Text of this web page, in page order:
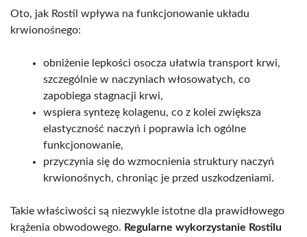
Oto, jak Rostil wpływa na funkcjonowanie układu
krwionośnego:
obniżenie lepkości osocza ułatwia transport krwi,
szczególnie w naczyniach włosowatych, co
zapobiega stagnacji krwi,
wspiera syntezę kolagenu, co z kolei zwiększa
elastyczność naczyń i poprawia ich ogólne
funkcjonowanie,
przyczynia się do wzmocnienia struktury naczyń
krwionośnych, chroniąc je przed uszkodzeniami.
Takie właściwości są niezwykle istotne dla prawidłowego
krążenia obwodowego. Regularne wykorzystanie Rostilu